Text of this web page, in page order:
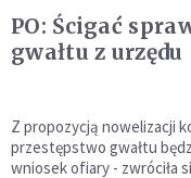
PO: Ścigać
gwałtu z urzędu
Z propozycją nowelizacji
przestępstwo gwałtu
wniosek ofiary - zwróciła